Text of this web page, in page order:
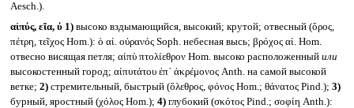
Aesch.).
αἰπύς, εῖα, ύ 1)высоко вздымающийся, высокий; крутой; отвесный (ὄρος,
πέτρη, τεῖχος Hom.): ὁ αἰ. ούρανός Soph. небесная высь; βρόχος αἰ. Hom.
отвесно висящая петля; αἰπὺ πτολίεθρον Hom. высоко расположенный или
высокостенный город; αἰπυτάτου ἐπ᾽ ἀκρέμονος Anth. на самой высокой
ветке; 2)стремительный, быстрый (ὄλεθρος, φόνος Hom.; θάνατος Pind.); 3)
бурный, яростный (χόλος Hom.); 4)глубокий (σκότος Pind.; σοφίη Anth.):